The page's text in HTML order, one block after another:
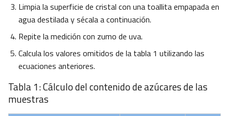
Limpia la superficie de cristal con una toallita empapada en
agua destilada y sécala a continuación.
Repite la medición con zumo de uva.
Calcula los valores omitidos de la tabla 1 utilizando las
ecuaciones anteriores.
Tabla 1: Cálculo del contenido de azúcares de las
muestras